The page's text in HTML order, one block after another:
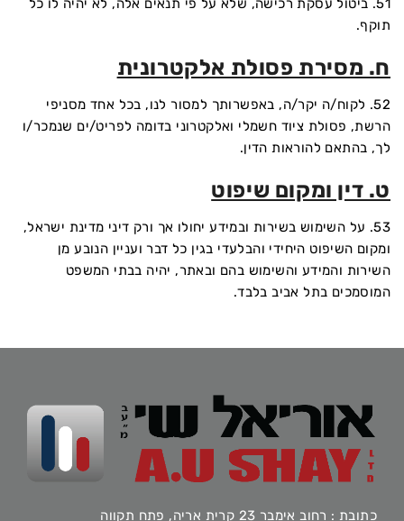
51. ביטול עסקת רכישה, שלא על פי תנאים אלה, לא יהיה לו כל
תוקף.
ח. מסירת פסולת אלקטרונית
52. לקוח/ה יקר/ה, באפשרותך למסור לנו, בכל אחד מסניפי
הרשת, פסולת ציוד חשמלי ואלקטרוני בדומה לפריט/ים שנמכר/ו
לך, בהתאם להוראות הדין.
ט. דין ומקום שיפוט
53. על השימוש בשירות ובמידע יחולו אך ורק דיני מדינת ישראל,
ומקום השיפוט היחידי והבלעדי בגין כל דבר ועניין הנובע מן
השירות והמידע והשימוש בהם ובאתר, יהיה בבתי המשפט
המוסמכים בתל אביב בלבד.
כתובת : רחוב אימבר 23 קרית אריה, פתח תקווה